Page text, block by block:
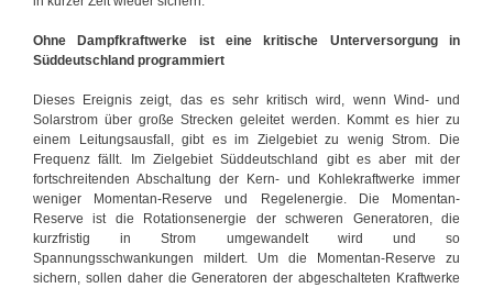
Ohne Dampfkraftwerke ist eine kritische Unterversorgung in
Süddeutschland programmiert
Dieses Ereignis zeigt, das es sehr kritisch wird, wenn Wind- und
Solarstrom über große Strecken geleitet werden. Kommt es hier zu
einem Leitungsausfall, gibt es im Zielgebiet zu wenig Strom. Die
Frequenz fällt. Im Zielgebiet Süddeutschland gibt es aber mit der
fortschreitenden Abschaltung der Kern- und Kohlekraftwerke immer
weniger Momentan-Reserve und Regelenergie. Die Momentan-
Reserve ist die Rotationsenergie der schweren Generatoren, die
kurzfristig in Strom umgewandelt wird und so
Spannungsschwankungen mildert. Um die Momentan-Reserve zu
sichern, sollen daher die Generatoren der abgeschalteten Kraftwerke